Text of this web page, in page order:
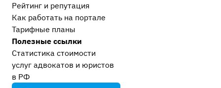
Рейтинг и репутация
Как работать на портале
Тарифные планы
Полезные ссылки
Статистика стоимости
услуг адвокатов и юристов
в РФ